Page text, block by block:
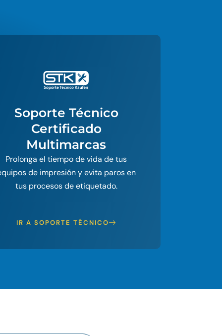
Soporte Técnico
Certificado
Multimarcas
Prolonga el tiempo de vida de tus
de impresión y evita paros en
tus procesos de etiquetado.
IR A SOPORTE TÉCNICO